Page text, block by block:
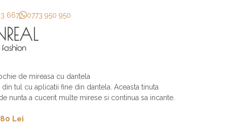
667 0773 950 950
de mireasa cu dantela
tul cu aplicatii fine din dantela. Aceasta tinuta
nunta a cucerit multe mirese si continua sa incante.
Lei